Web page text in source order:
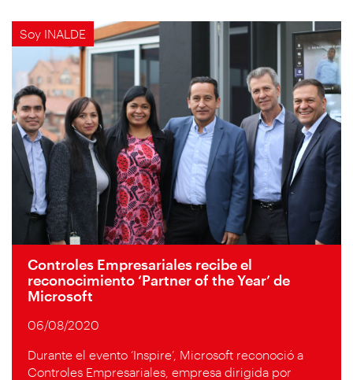
Soy INALDE
Controles Empresariales recibe el
reconocimiento ‘Partner of the Year’ de
Microsoft
06/08/2020
Durante el evento ‘Inspire’, Microsoft reconoció a
Controles Empresariales, empresa dirigida por